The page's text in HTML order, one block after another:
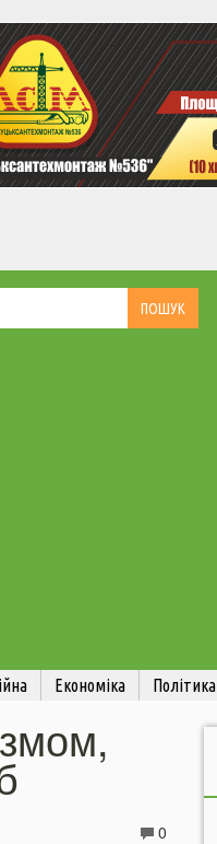
Економіка Політика
0